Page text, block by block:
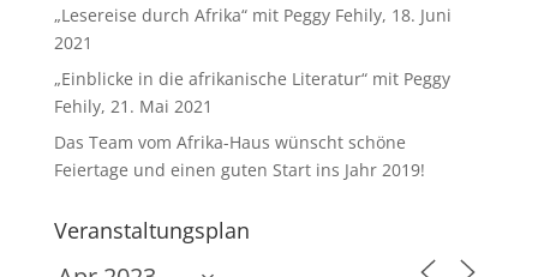
„Lesereise durch Afrika“ mit Peggy Fehily, 18. Juni
2021
„Einblicke in die afrikanische Literatur“ mit Peggy
Fehily, 21. Mai 2021
Das Team vom Afrika-Haus wünscht schöne
Feiertage und einen guten Start ins Jahr 2019!
Veranstaltungsplan